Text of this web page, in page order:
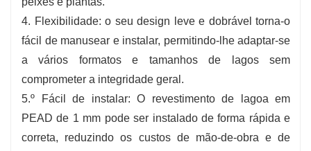
4. Flexibilidade: o seu design leve e dobrável torna-o
fácil de manusear e instalar, permitindo-lhe adaptar-se
a vários formatos e tamanhos de lagos sem
comprometer a integridade geral.
5.º Fácil de instalar: O revestimento de lagoa em
PEAD de 1 mm pode ser instalado de forma rápida e
correta, reduzindo os custos de mão-de-obra e de